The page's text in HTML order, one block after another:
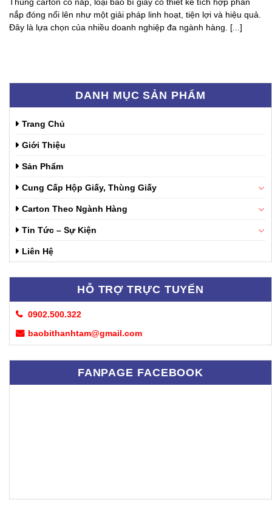
DANH MỤC SẢN PHẨM
Trang Chủ
Giới Thiệu
Sản Phẩm
Cung Cấp Hộp Giấy, Thùng Giấy
Carton Theo Ngành Hàng
Tin Tức – Sự Kiện
Liên Hệ
HỖ TRỢ TRỰC TUYẾN
0902.500.322
baobithanhtam@gmail.com
FANPAGE FACEBOOK
Thùng carton có nắp, loại bao bì giấy có thiết kế tích hợp phần
nắp đóng nổi lên như một giải pháp linh hoạt, tiện lợi và hiệu quả.
Đây là lựa chọn của nhiều doanh nghiệp đa ngành hàng. [...]